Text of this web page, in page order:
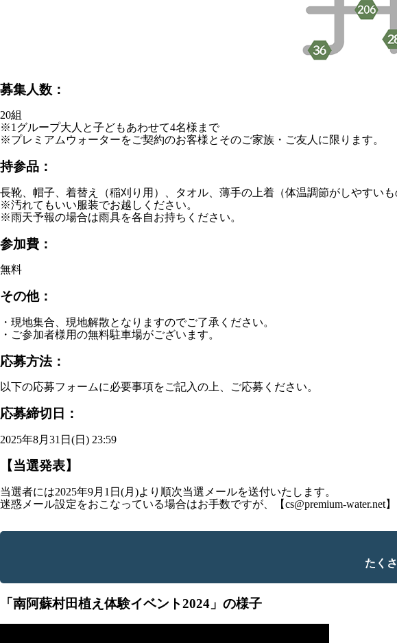
募集人数：
20組
※1グループ大人と子どもあわせて4名様まで
※プレミアムウォーターをご契約のお客様とそのご家族・ご友人に限ります。
持参品：
長靴、帽子、着替え（稲刈り用）、タオル、薄手の上着（体温調節がしやすい
※汚れてもいい服装でお越しください。
※雨天予報の場合は雨具を各自お持ちください。
参加費：
無料
その他：
・現地集合、現地解散となりますのでご了承ください。
・ご参加者様用の無料駐車場がございます。
応募方法：
以下の応募フォームに必要事項をご記入の上、ご応募ください。
応募締切日：
2025年8月31日(日) 23:59
【当選発表】
当選者には2025年9月1日(月)より順次当選メールを送付いたします。
迷惑メール設定をおこなっている場合はお手数ですが、【cs@premium-water.net
たく
「南阿蘇村田植え体験イベント2024」の様子